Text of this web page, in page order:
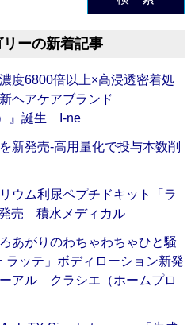
ーの新着記事
度6800倍以上×高浸透密着処
ヘアケアブランド
）』誕生 I-ne
新発売‐高用量化で投与本数削
ウム利尿ペプチドキット「ラ
売 積水メディカル
あがりのわちゃわちゃひと騒
ラッテ」ボディローション新発
アル クラシエ（ホームプロ